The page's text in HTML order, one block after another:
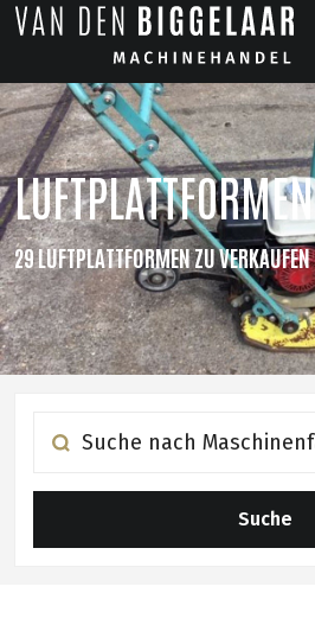
LUFTPLATTFORMEN
29 LUFTPLATTFORMEN ZU VERKAUFEN